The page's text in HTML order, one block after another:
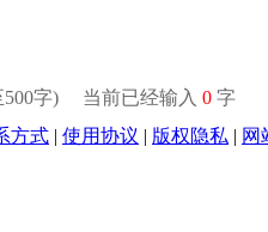
500字) 当前已经输入 0 字
方式 | 使用协议 | 版权隐私 | 网